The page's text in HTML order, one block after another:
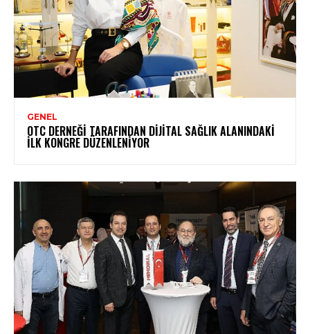
GENEL
OTC DERNEĞI TARAFINDAN DIJITAL SAĞLIK ALANINDAKI
İLK KONGRE DÜZENLENIYOR